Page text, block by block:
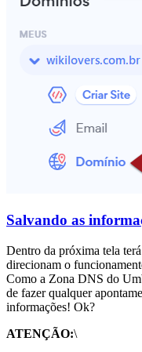
Salvando as
Dentro da próxima tela
direcionam o
Como a Zona DNS do
de fazer qualquer
informações! Ok?
ATENÇÃO:\